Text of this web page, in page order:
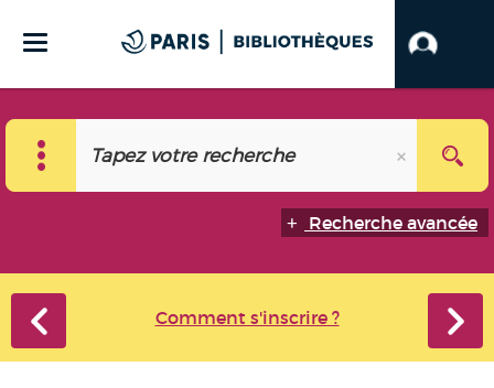
Recherche avancée
Comment s'inscrire ?